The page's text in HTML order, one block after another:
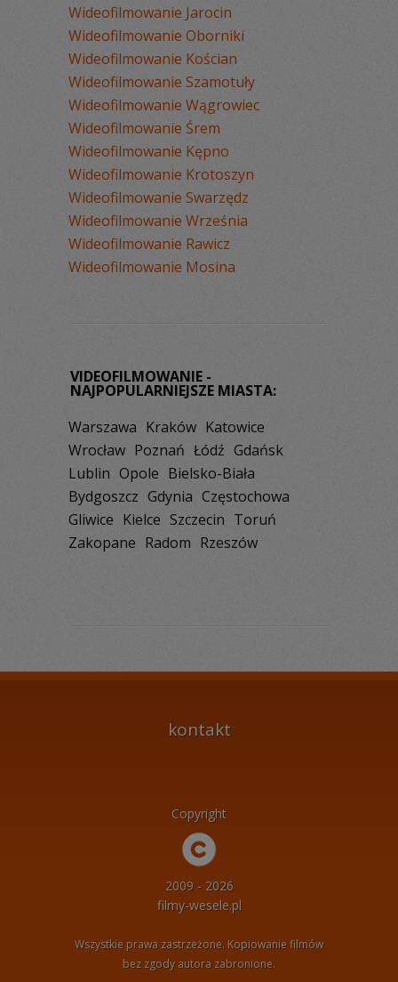
Wideofilmowanie Jarocin
Wideofilmowanie Oborniki
Wideofilmowanie Kościan
Wideofilmowanie Szamotuły
Wideofilmowanie Wągrowiec
Wideofilmowanie Śrem
Wideofilmowanie Kępno
Wideofilmowanie Krotoszyn
Wideofilmowanie Swarzędz
Wideofilmowanie Września
Wideofilmowanie Rawicz
Wideofilmowanie Mosina
VIDEOFILMOWANIE -
NAJPOPULARNIEJSZE MIASTA:
Warszawa Kraków Katowice
Wrocław Poznań Łódź Gdańsk
Lublin Opole Bielsko-Biała
Bydgoszcz Gdynia Częstochowa
Gliwice Kielce Szczecin Toruń
Zakopane Radom Rzeszów
kontakt
Copyright
2009 - 2026
filmy-wesele.pl
Wszystkie prawa zastrzeżone. Kopiowanie filmów
bez zgody autora zabronione.